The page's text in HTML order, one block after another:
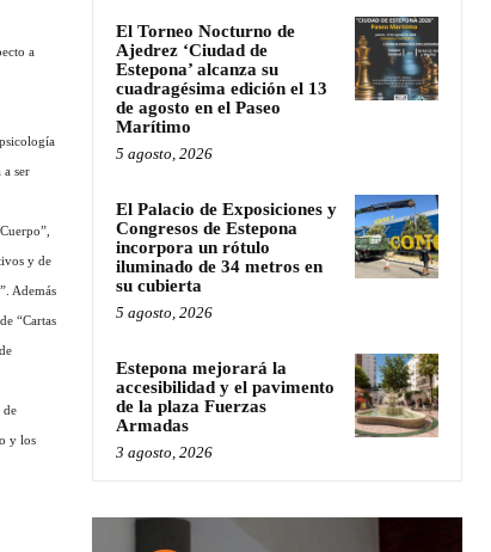
a
ser
y de
Además
“Cartas
de
y los
El Torneo Nocturno de
Ajedrez ‘Ciudad de
Estepona’ alcanza su
cuadragésima edición el 13
de agosto en el Paseo
Marítimo
5 agosto, 2026
El Palacio de Exposiciones y
Congresos de Estepona
incorpora un rótulo
iluminado de 34 metros en
su cubierta
5 agosto, 2026
Estepona mejorará la
accesibilidad y el pavimento
de la plaza Fuerzas
Armadas
3 agosto, 2026